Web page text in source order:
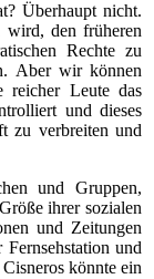
Überhaupt nicht.
den früheren
Rechte zu
Aber wir können
reicher Leute das
und dieses
zu verbreiten und
und Gruppen,
ihrer sozialen
und Zeitungen
und
könnte ein